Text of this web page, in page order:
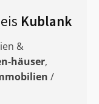
Kublank
&
häuser,
/